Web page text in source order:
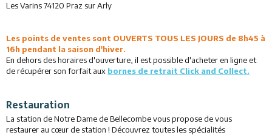
Les Varins 74120 Praz sur Arly
Les points de ventes sont OUVERTS TOUS LES JOURS de 8h45 à
16h pendant la saison d'hiver.
En dehors des horaires d'ouverture, il est possible d'acheter en ligne et
de récupérer son forfait aux bornes de retrait Click and Collect.
Restauration
La station de Notre Dame de Bellecombe vous propose de vous
restaurer au cœur de station ! Découvrez toutes les spécialités